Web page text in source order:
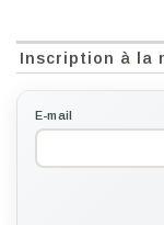
Inscription à la
E-mail